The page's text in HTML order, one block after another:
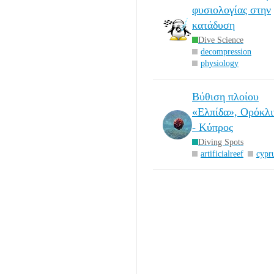
φυσιολογίας στην
κατάδυση
Dive Science
decompression
physiology
Βύθιση πλοίου
«Ελπίδα»,
- Κύπρος
Diving Spots
artificialreef